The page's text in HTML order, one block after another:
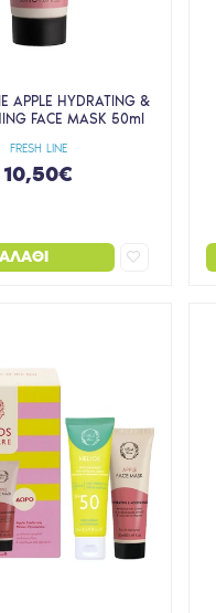
FRESH LINE
APPLE HYDRATING &
FACE MASK 50ml
10,50€